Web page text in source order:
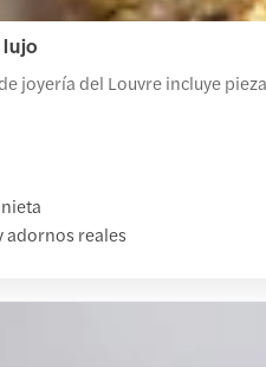
joyería del Louvre incluye
adornos reales